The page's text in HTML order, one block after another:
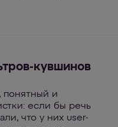
кувшинов
понятный и
если бы речь
что у них user-